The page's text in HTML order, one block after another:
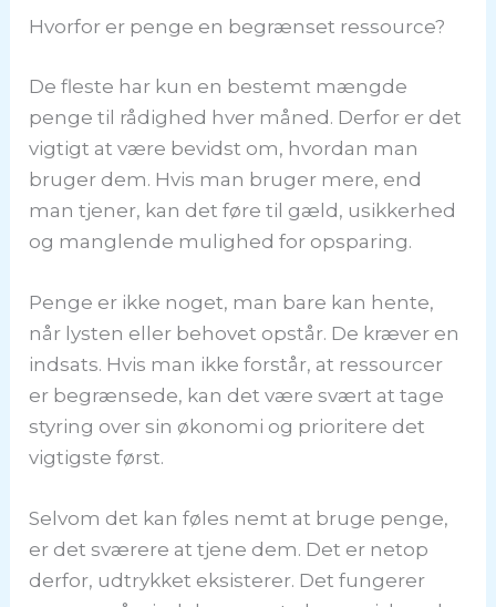
Hvorfor er penge en begrænset ressource?
De fleste har kun en bestemt mængde
penge til rådighed hver måned. Derfor er det
vigtigt at være bevidst om, hvordan man
bruger dem. Hvis man bruger mere, end
man tjener, kan det føre til gæld, usikkerhed
og manglende mulighed for opsparing.
Penge er ikke noget, man bare kan hente,
når lysten eller behovet opstår. De kræver en
indsats. Hvis man ikke forstår, at ressourcer
er begrænsede, kan det være svært at tage
styring over sin økonomi og prioritere det
vigtigste først.
Selvom det kan føles nemt at bruge penge,
er det sværere at tjene dem. Det er netop
derfor, udtrykket eksisterer. Det fungerer